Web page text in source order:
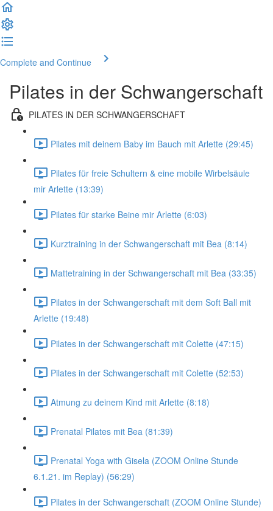
Complete and Continue
Pilates in der Schwangerschaft
PILATES IN DER SCHWANGERSCHAFT
Pilates mit deinem Baby im Bauch mit Arlette (29:45)
Pilates für freie Schultern & eine mobile Wirbelsäule
mir Arlette (13:39)
Pilates für starke Beine mir Arlette (6:03)
Kurztraining in der Schwangerschaft mit Bea (8:14)
Mattetraining in der Schwangerschaft mit Bea (33:35)
Pilates in der Schwangerschaft mit dem Soft Ball mit
Arlette (19:48)
Pilates in der Schwangerschaft mit Colette (47:15)
Pilates in der Schwangerschaft mit Colette (52:53)
Atmung zu deinem Kind mit Arlette (8:18)
Prenatal Pilates mit Bea (81:39)
Prenatal Yoga with Gisela (ZOOM Online Stunde
6.1.21. im Replay) (56:29)
Pilates in der Schwangerschaft (ZOOM Online Stunde)